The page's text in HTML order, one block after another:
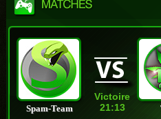
Spam-Team
Victoire
21:13